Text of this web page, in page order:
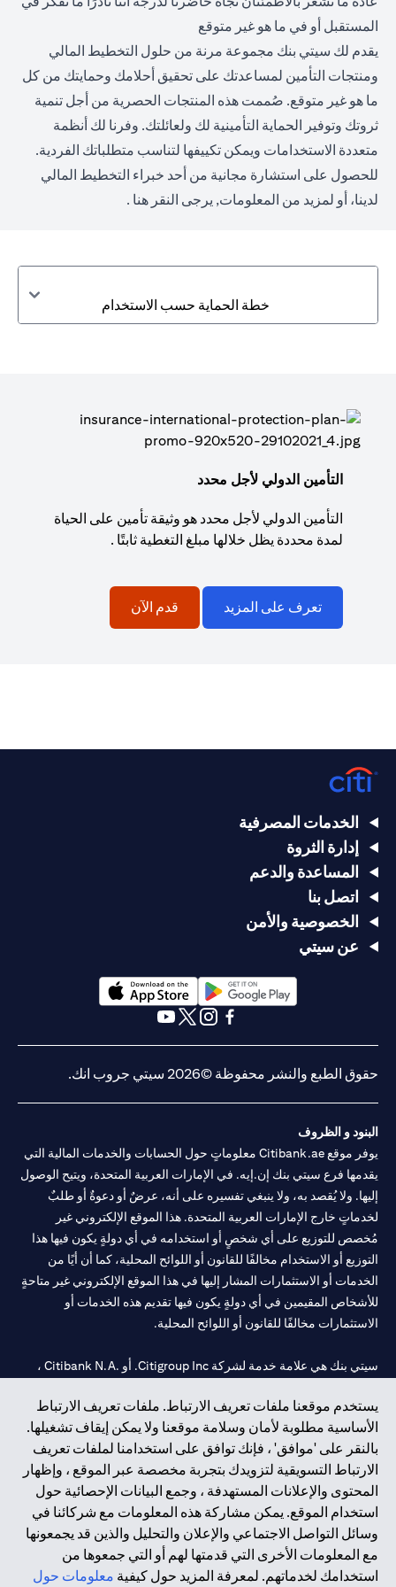
المستقبل أو في ما هو غير متوقع
يقدم لك سيتي بنك مجموعة مرنة من حلول التخطيط المالي
ومنتجات التأمين لمساعدتك على تحقيق أحلامك وحمايتك من كل
ما هو غير متوقع. صُممت هذه المنتجات الحصرية من أجل تنمية
ثروتك وتوفير الحماية التأمينية لك ولعائلتك. وفرنا لك أنظمة
متعددة الاستخدامات ويمكن تكييفها لتناسب متطلباتك الفردية.
للحصول على استشارة مجانية من أحد خبراء التخطيط المالي
لدينا، أو لمزيد من المعلومات, يرجى النقر هنا .
خطة الحماية حسب الاستخدام
التأمين الدولي لأجل محدد
التأمين الدولي لأجل محدد هو وثيقة تأمين على الحياة
لمدة محددة يظل خلالها مبلغ التغطية ثابتًا .
تعرف على المزيد قدم الآن
يستخدم موقعنا ملفات تعريف الارتباط. ملفات تعريف الارتباط
الأساسية مطلوبة لأمان وسلامة موقعنا ولا يمكن إيقاف تشغيلها.
بالنقر على 'موافق' ، فإنك توافق على استخدامنا لملفات تعريف
الارتباط التسويقية لتزويدك بتجربة مخصصة عبر الموقع ، وإظهار
المحتوى والإعلانات المستهدفة ، وجمع البيانات الإحصائية حول
استخدام الموقع. يمكن مشاركة هذه المعلومات مع شركائنا في
وسائل التواصل الاجتماعي والإعلان والتحليل والذين قد يجمعونها
مع المعلومات الأخرى التي قدمتها لهم أو التي جمعوها من
استخدامك لخدماتهم. لمعرفة المزيد حول كيفية معلومات حول
الخدمات المصرفية
إدارة الثروة
المساعدة والدعم
اتصل بنا
الخصوصية والأمن
عن سيتي
(opens in a new tab)
حقوق الطبع والنشر محفوظة ©2026 سيتي جروب انك.
البنود و الظروف
يوفر موقع Citibank.ae معلوماتٍ حول الحسابات والخدمات المالية التي
يقدمها فرع سيتي بنك إن.إيه. في الإمارات العربية المتحدة، ويتيح الوصول
إليها. ولا يُقصد به، ولا ينبغي تفسيره على أنه، عرضٌ أو دعوةٌ أو طلبٌ
لخدماتٍ خارج الإمارات العربية المتحدة. هذا الموقع الإلكتروني غير
مُخصص للتوزيع على أي شخصٍ أو استخدامه في أي دولةٍ يكون فيها هذا
التوزيع أو الاستخدام مخالفًا للقانون أو اللوائح المحلية، كما أن أيًا من
الخدمات أو الاستثمارات المشار إليها في هذا الموقع الإلكتروني غير متاحةٍ
للأشخاص المقيمين في أي دولةٍ يكون فيها تقديم هذه الخدمات أو
الاستثمارات مخالفًا للقانون أو اللوائح المحلية.
سيتي بنك هي علامة خدمة لشركة Citigroup Inc. أو .Citibank N.A ،
سيتي بنك إن. إيه. الإمارات مسجل لدى مصرف الإمارات المركزي تحت
أرقام التراخيص 202563 لفرع الوصل في دبي، 531989 لفرع مول
الإمارات في دبي، وCN-1002019لفرع أبوظبي. هاتف: 4000 311 04.
فرع سيتي بنك إن إيه - الإمارات العربية المتحدة مرخص من مصرف
الإمارات العربية المتحدة المركزي كفرع لبنك أجنبي.
سيتي بنك إن إيه الإمارات العربية المتحدة مرخص من هيئة الأوراق المالية
والسلع في الإمارات العربية المتحدة ("SCA") للقيام بالنشاط المالي لـ أ)
الاستشارات المالية والتعريف والترويج بموجب ترخيص رقم